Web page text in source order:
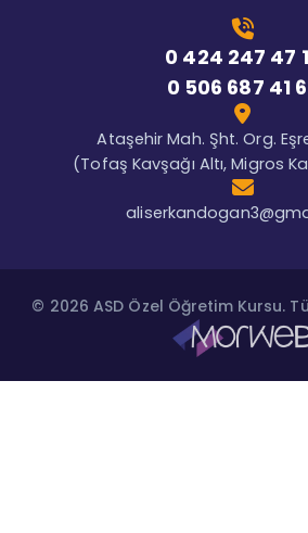
0 424 247 47
0 506 687 41
Ataşehir Mah. Şht. Org.
(Tofaş Kavşağı Altı, Migros
© 2026 ASD Özel Öğretim Kursu.